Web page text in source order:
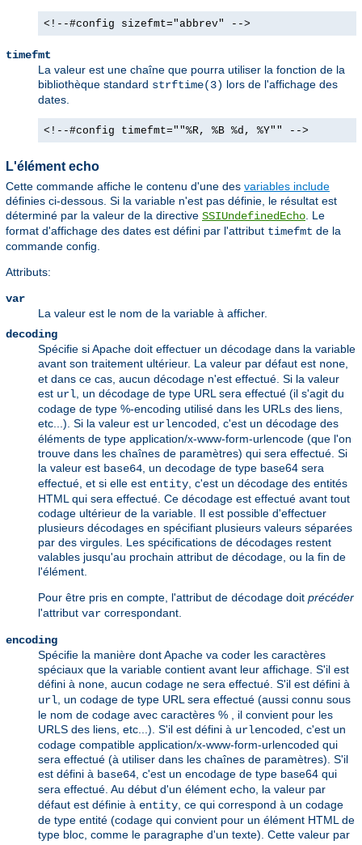
<!--#config sizefmt="abbrev" -->
timefmt
La valeur est une chaîne que pourra utiliser la fonction de la
bibliothèque standard strftime(3) lors de l'affichage des
dates.
<!--#config timefmt=""%R, %B %d, %Y"" -->
L'élément echo
Cette commande affiche le contenu d'une des variables include
définies ci-dessous. Si la variable n'est pas définie, le résultat est
déterminé par la valeur de la directive SSIUndefinedEcho. Le
format d'affichage des dates est défini par l'attribut timefmt de la
commande config.
Attributs:
var
La valeur est le nom de la variable à afficher.
decoding
Spécifie si Apache doit effectuer un décodage dans la variable
avant son traitement ultérieur. La valeur par défaut est none,
et dans ce cas, aucun décodage n'est effectué. Si la valeur
est url, un décodage de type URL sera effectué (il s'agit du
codage de type %-encoding utilisé dans les URLs des liens,
etc...). Si la valeur est urlencoded, c'est un décodage des
éléments de type application/x-www-form-urlencode (que l'on
trouve dans les chaînes de paramètres) qui sera effectué. Si
la valeur est base64, un decodage de type base64 sera
effectué, et si elle est entity, c'est un décodage des entités
HTML qui sera effectué. Ce décodage est effectué avant tout
codage ultérieur de la variable. Il est possible d'effectuer
plusieurs décodages en spécifiant plusieurs valeurs séparées
par des virgules. Les spécifications de décodages restent
valables jusqu'au prochain attribut de décodage, ou la fin de
l'élément.
Pour être pris en compte, l'attribut de décodage doit précéder
l'attribut var correspondant.
encoding
Spécifie la manière dont Apache va coder les caractères
spéciaux que la variable contient avant leur affichage. S'il est
défini à none, aucun codage ne sera effectué. S'il est défini à
url, un codage de type URL sera effectué (aussi connu sous
le nom de codage avec caractères % , il convient pour les
URLS des liens, etc...). S'il est défini à urlencoded, c'est un
codage compatible application/x-www-form-urlencoded qui
sera effectué (à utiliser dans les chaînes de paramètres). S'il
est défini à base64, c'est un encodage de type base64 qui
sera effectué. Au début d'un élément echo, la valeur par
défaut est définie à entity, ce qui correspond à un codage
de type entité (codage qui convient pour un élément HTML de
type bloc, comme le paragraphe d'un texte). Cette valeur par